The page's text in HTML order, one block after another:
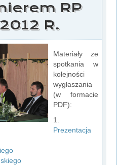
RP
R.
Materiały ze
spotkania w
kolejności
wygłaszania
(w formacie
PDF):
1.
Prezentacja